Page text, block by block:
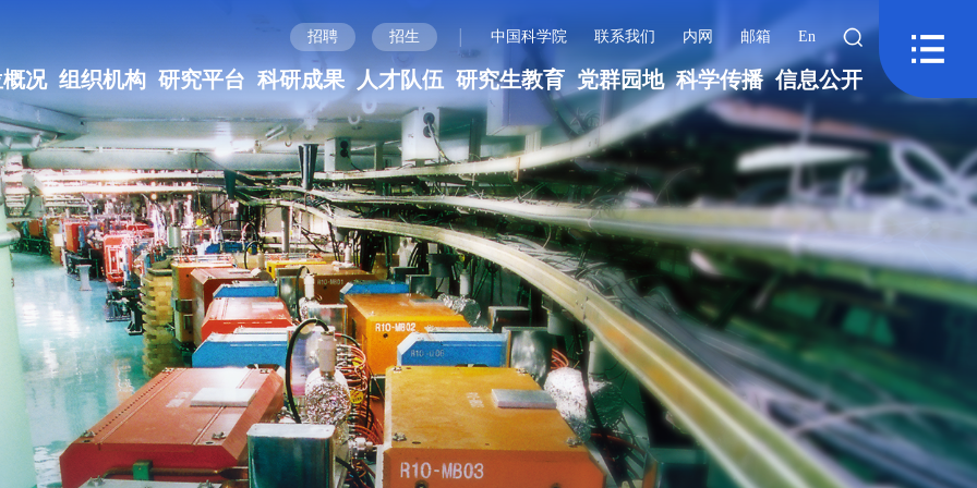
招聘 招生 | 中国科学院 联系我们 内网 邮箱 En
况 组织机构 研究平台 科研成果 人才队伍 研究生教育 党群园地 科学传播 信息公开